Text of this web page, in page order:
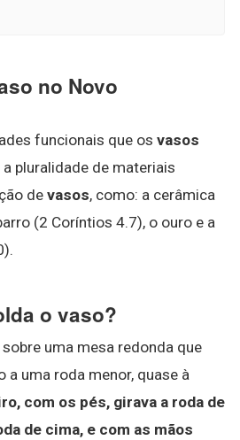
no Novo
funcionais que os vasos
pluralidade de materiais
de vasos, como: a cerâmica
(2 Coríntios 4.7), o ouro e a
o vaso?
uma mesa redonda que
a uma roda menor, quase à
com os pés, girava a roda de
de cima, e com as mãos